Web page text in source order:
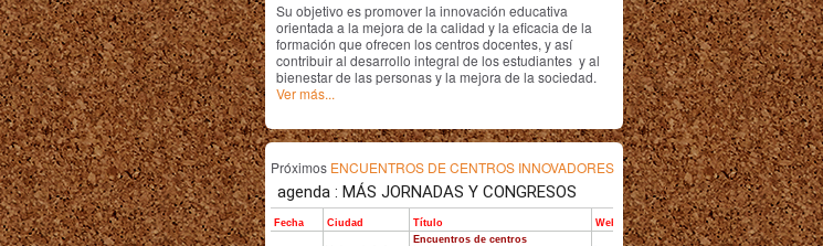
Su objetivo es promover la innovación educativa
orientada a la mejora de la calidad y la eficacia de la
formación que ofrecen los centros docentes, y así
contribuir al desarrollo integral de los estudiantes y al
bienestar de las personas y la mejora de la sociedad.
Ver más...
Próximos ENCUENTROS DE CENTROS INNOVADORES